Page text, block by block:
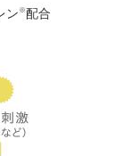
ン ※配合